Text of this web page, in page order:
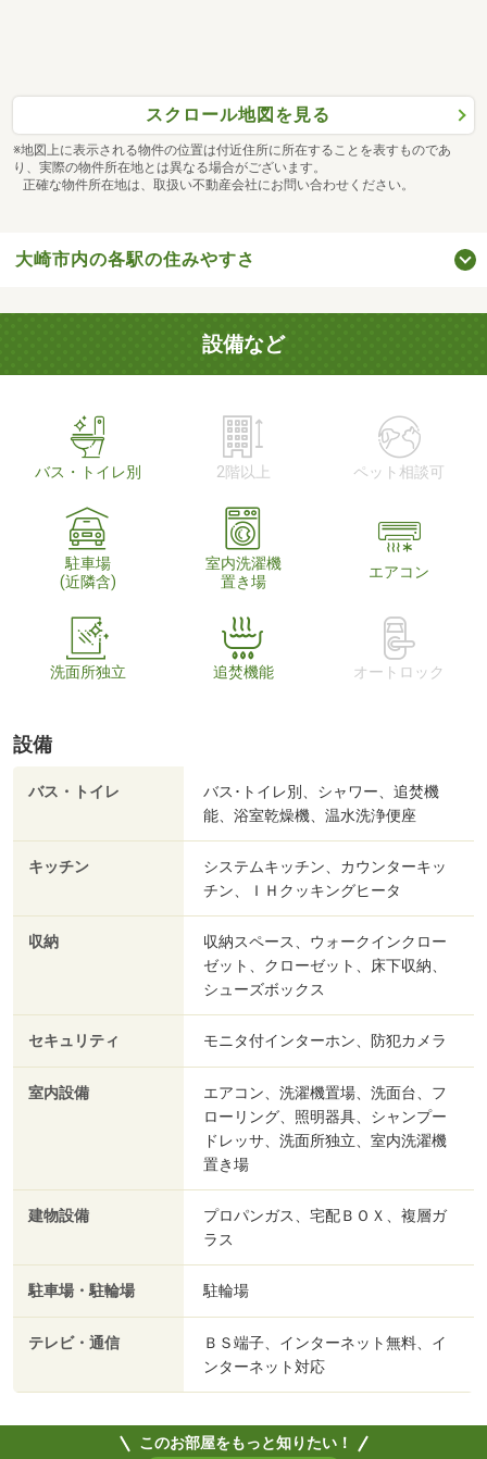
スクロール地図を見る
※地図上に表示される物件の位置は付近住所に所在することを表すものであ
り、実際の物件所在地とは異なる場合がございます。
正確な物件所在地は、取扱い不動産会社にお問い合わせください。
大崎市内の各駅の住みやすさ
設備など
バス・トイレ別 2階以上 ペット相談可
駐車場
(近隣含)
室内洗濯機
置き場
エアコン
洗面所独立 追焚機能 オートロック
設備
バス・トイレ
バス･トイレ別、シャワー、追焚機
能、浴室乾燥機、温水洗浄便座
キッチン
システムキッチン、カウンターキッ
チン、ＩＨクッキングヒータ
収納
収納スペース、ウォークインクロー
ゼット、クローゼット、床下収納、
シューズボックス
セキュリティ モニタ付インターホン、防犯カメラ
室内設備
エアコン、洗濯機置場、洗面台、フ
ローリング、照明器具、シャンプー
ドレッサ、洗面所独立、室内洗濯機
置き場
建物設備
プロパンガス、宅配ＢＯＸ、複層ガ
ラス
駐車場・駐輪場 駐輪場
テレビ・通信
ＢＳ端子、インターネット無料、イ
ンターネット対応
このお部屋をもっと知りたい！